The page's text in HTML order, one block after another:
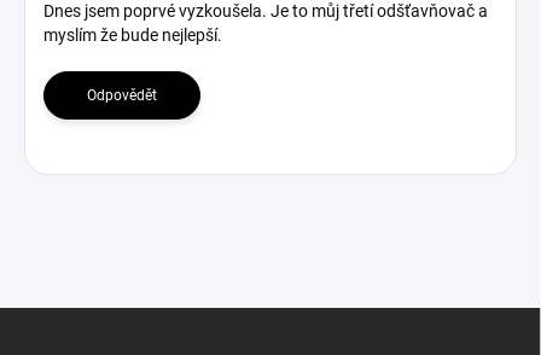
Dnes jsem poprvé vyzkoušela. Je to můj třetí odšťavňovač a
myslím že bude nejlepší.
Odpovědět